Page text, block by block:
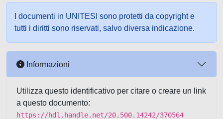
I documenti in UNITESI sono protetti da copyright e
tutti i diritti sono riservati, salvo diversa indicazione.
Informazioni
Utilizza questo identificativo per citare o creare un link
a questo documento:
https://hdl.handle.net/20.500.14242/370564